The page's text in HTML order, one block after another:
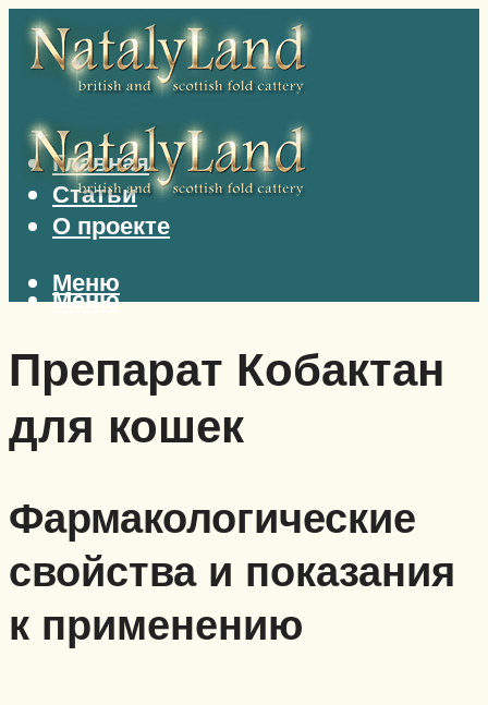
Главная
Статьи
О проекте
Меню
Меню
Препарат Кобактан
для кошек
Фармакологические
свойства и показания
к применению